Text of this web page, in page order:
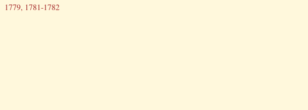
1779, 1781-1782